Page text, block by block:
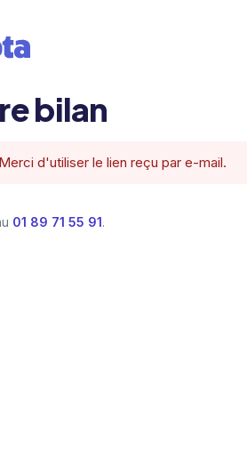
bilan
d'utiliser le lien reçu par e-mail.
01 89 71 55 91.